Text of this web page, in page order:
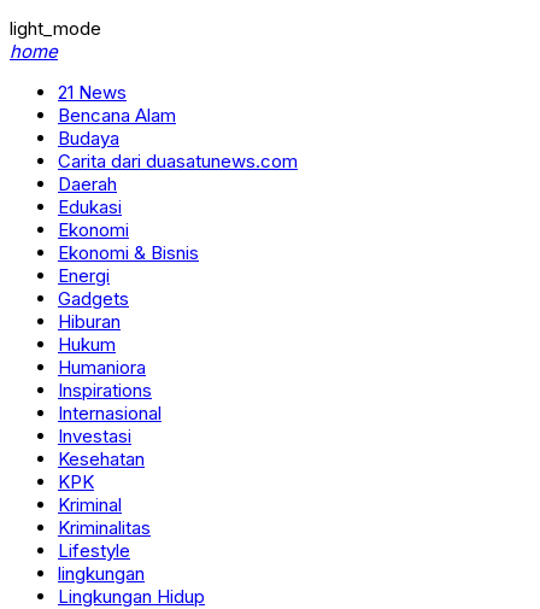
light_mode
home
21 News
Bencana Alam
Budaya
Carita dari duasatunews.com
Daerah
Edukasi
Ekonomi
Ekonomi & Bisnis
Energi
Gadgets
Hiburan
Hukum
Humaniora
Inspirations
Internasional
Investasi
Kesehatan
KPK
Kriminal
Kriminalitas
Lifestyle
lingkungan
Lingkungan Hidup